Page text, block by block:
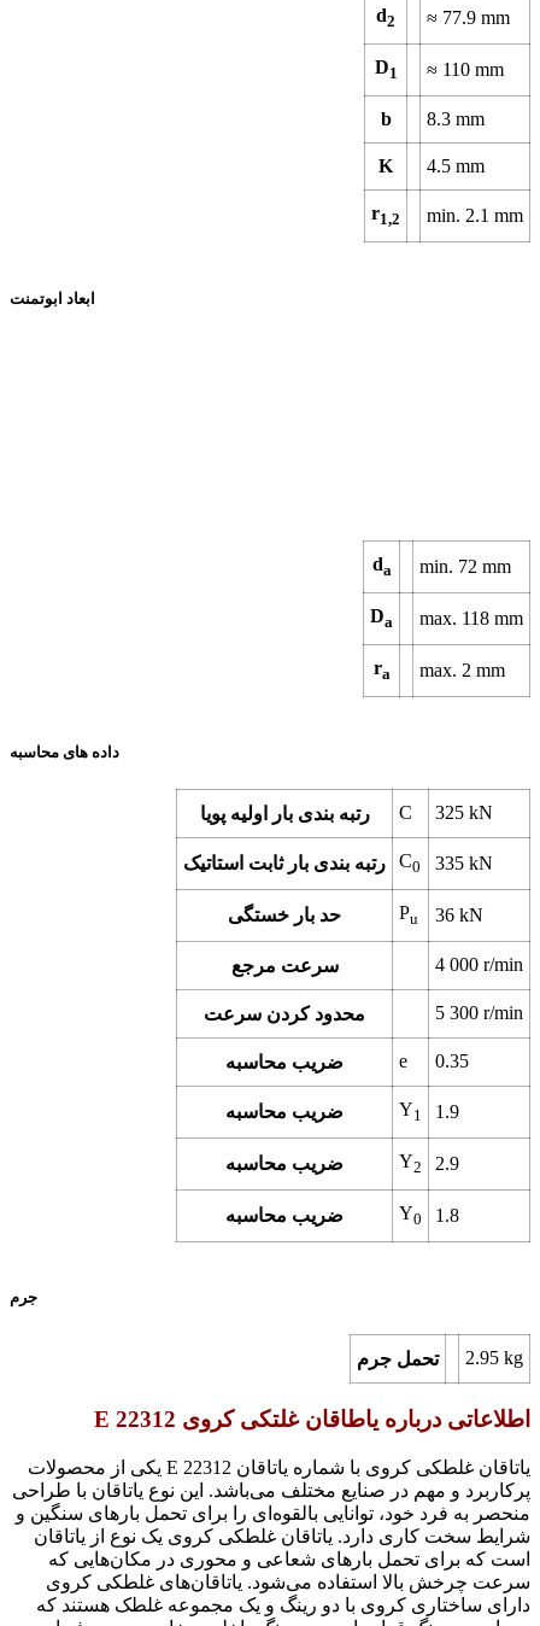
d2 ≈ 77.9 mm
D1 ≈ 110 mm
b 8.3 mm
K 4.5 mm
r1,2 min. 2.1 mm
ابعاد ابوتمنت
da min. 72 mm
Da max. 118 mm
ra max. 2 mm
داده های محاسبه
رتبه بندی بار اولیه پویا C 325 kN
رتبه بندی بار ثابت استاتیک C0 335 kN
حد بار خستگی Pu 36 kN
سرعت مرجع 4 000 r/min
محدود کردن سرعت 5 300 r/min
ضریب محاسبه e 0.35
ضریب محاسبه Y1 1.9
ضریب محاسبه Y2 2.9
ضریب محاسبه Y0 1.8
جرم
تحمل جرم 2.95 kg
اطلاعاتی درباره یاطاقان غلتکی کروی 22312 E
یاتاقان غلطکی کروی با شماره یاتاقان 22312 E یکی از محصولات
پرکاربرد و مهم در صنایع مختلف می‌باشد. این نوع یاتاقان با طراحی
منحصر به فرد خود، توانایی بالقوه‌ای را برای تحمل بارهای سنگین و
شرایط سخت کاری دارد. یاتاقان غلطکی کروی یک نوع از یاتاقان
است که برای تحمل بارهای شعاعی و محوری در مکان‌هایی که
سرعت چرخش بالا استفاده می‌شود. یاتاقان‌های غلطکی کروی
دارای ساختاری کروی با دو رینگ و یک مجموعه غلطک هستند که